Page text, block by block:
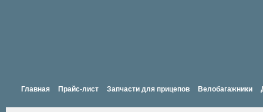
Главная Прайс-лист Запчасти для прицепов Велобагажники